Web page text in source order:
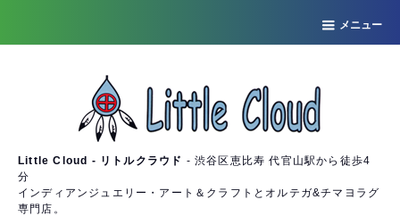
メニュー
Little Cloud - リトルクラウド - 渋谷区恵比寿 代官山駅から徒歩4
分
インディアンジュエリー・アート＆クラフトとオルテガ&チマヨラグ
専門店。